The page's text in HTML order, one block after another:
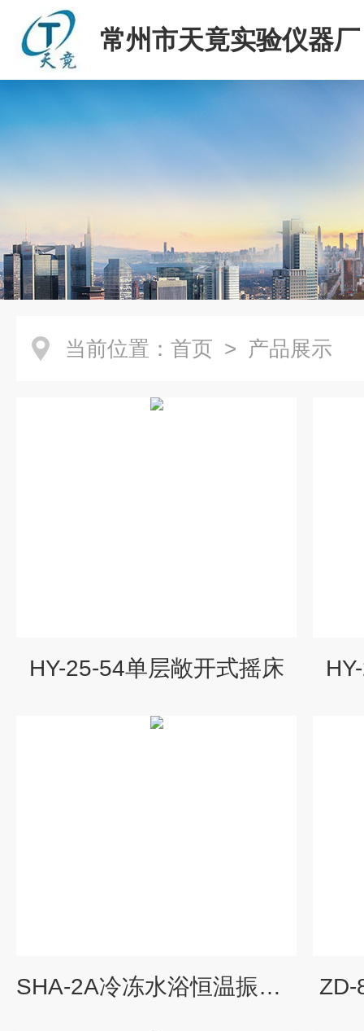
常州市天竟实验仪器厂
当前位置： 首页 > 产品展示
HY-25-54单层敞开式摇床
SHA-2A冷冻水浴恒温振荡器 ZD-